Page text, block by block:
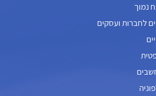
נמוך
לחברות ועסקים